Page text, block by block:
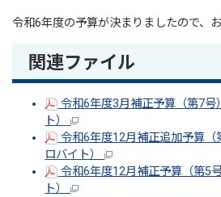
令和6年度の予算が決まりましたので、お
関連ファイル
令和6年度3月補正予算（第7号
ト）
令和6年度12月補正追加予算（
ロバイト）
令和6年度12月補正予算（第5
ト）